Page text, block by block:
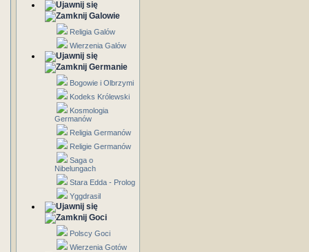
Galowie
Religia Galów
Wierzenia Galów
Germanie
Bogowie i Olbrzymi
Kodeks Królewski
Kosmologia
Germanów
Religia Germanów
Religie Germanów
Saga o
Nibelungach
Stara Edda - Prolog
Yggdrasil
Goci
Polscy Goci
Wierzenia Gotów